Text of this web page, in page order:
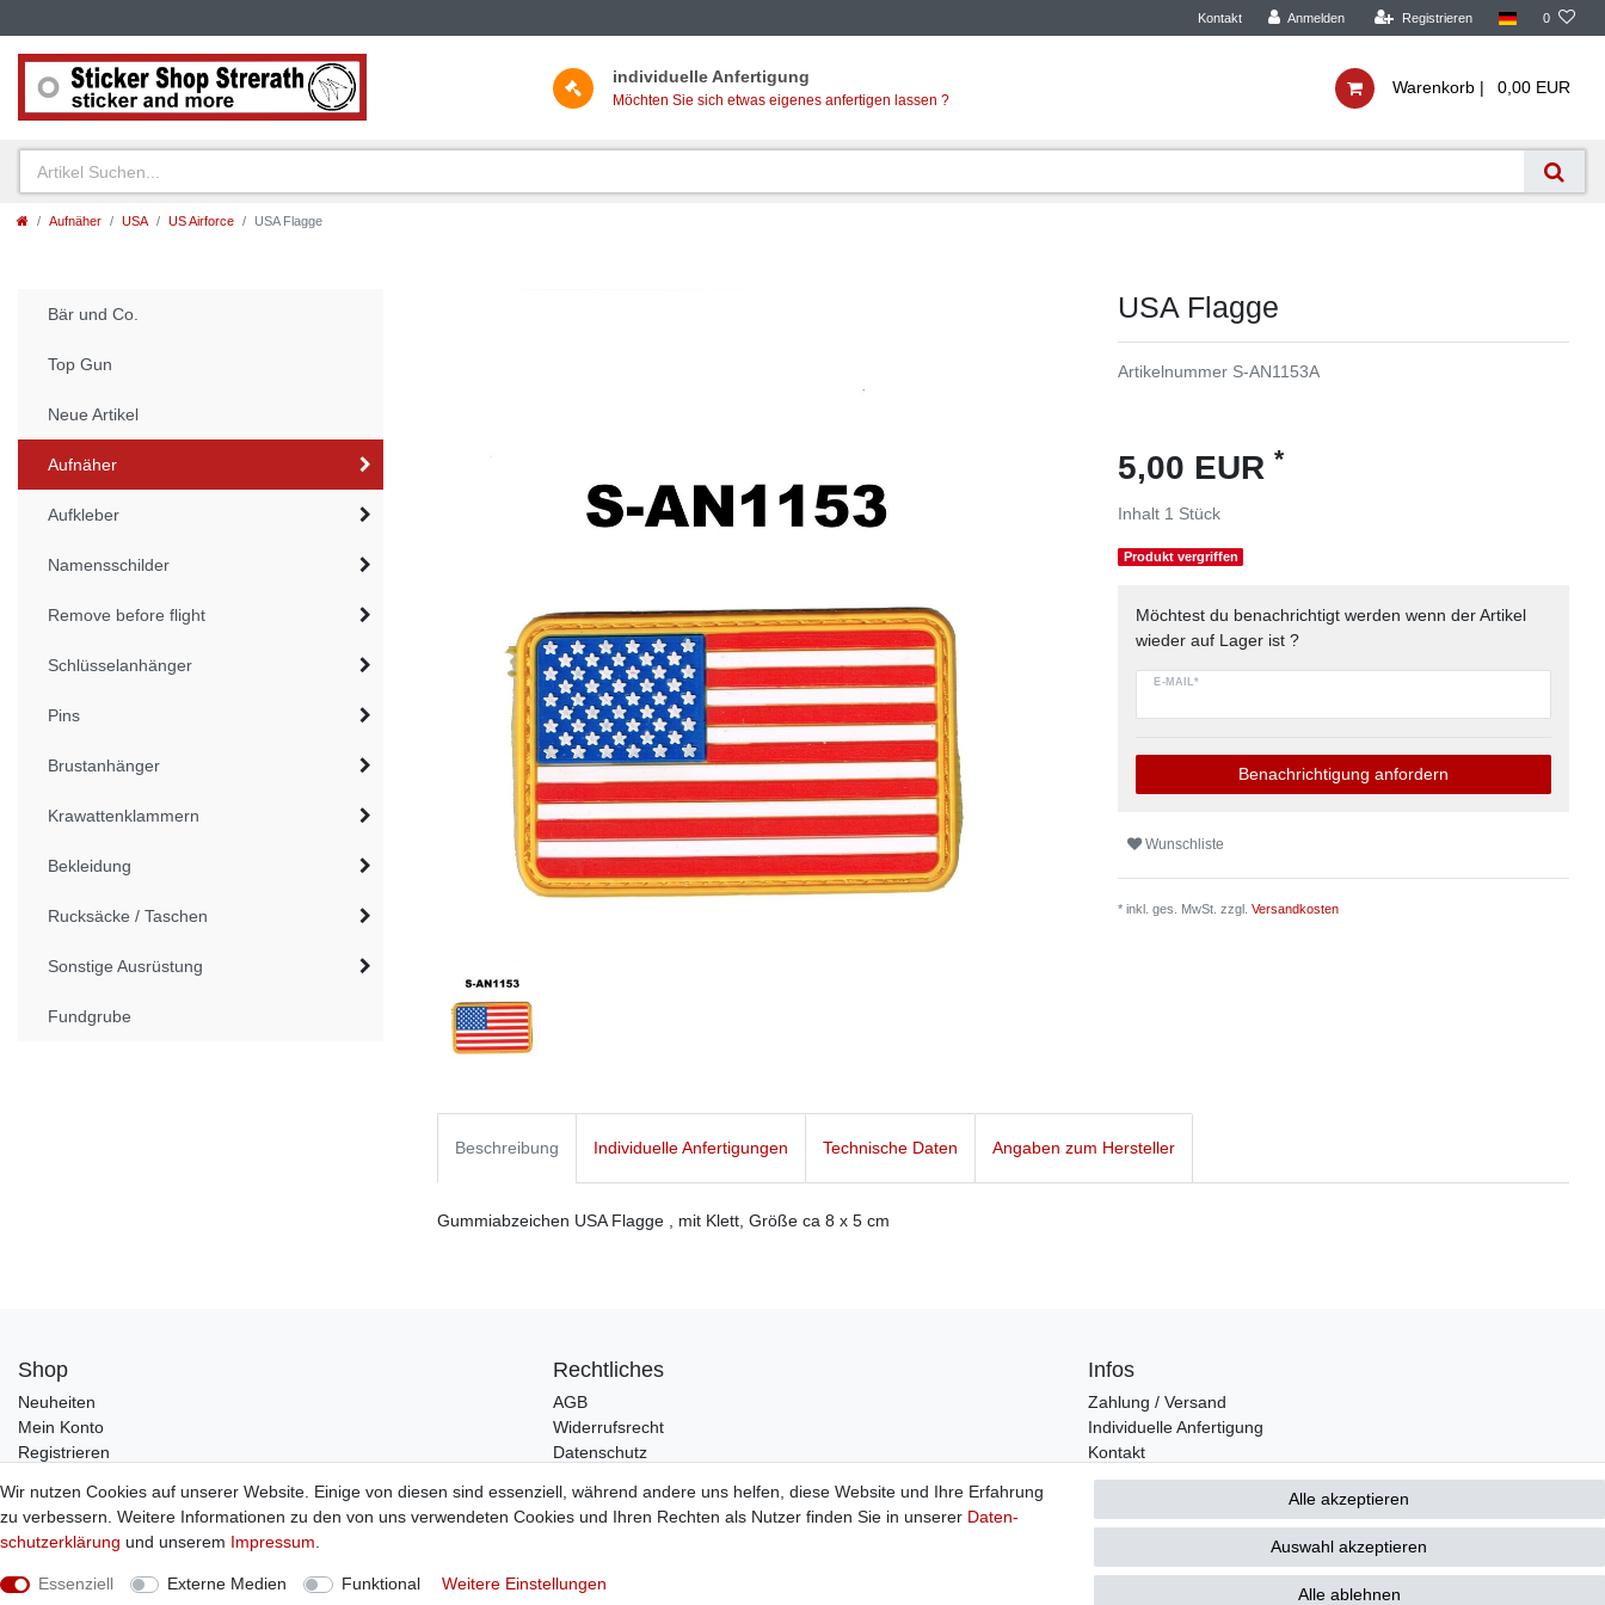
Kontakt Anmelden Registrieren 0
individuelle Anfertigung
Möchten Sie sich etwas eigenes anfertigen lassen ?
Warenkorb | 0,00 EUR
Aufnäher USA US Airforce USA Flagge
Bär und Co.
Top Gun
Neue Artikel
Aufnäher
Aufkleber
Namensschilder
Remove before flight
Schlüsselanhänger
Pins
Brustanhänger
Krawattenklammern
Bekleidung
Rucksäcke / Taschen
Sonstige Ausrüstung
Fundgrube
USA Flagge
Artikelnummer S-AN1153A
5,00 EUR *
Inhalt 1 Stück
Produkt vergriffen
Möchtest du benachrichtigt werden wenn der Artikel
wieder auf Lager ist ?
E-MAIL*
Benachrichtigung anfordern
Wunschliste
* inkl. ges. MwSt. zzgl.Versandkosten
Beschreibung Individuelle Anfertigungen Technische Daten Angaben zum Hersteller
Gummiabzeichen USA Flagge , mit Klett, Größe ca 8 x 5 cm
Shop
Neuheiten
Mein Konto
Registrieren
Rechtliches
AGB
Widerrufsrecht
Datenschutz
Infos
Zahlung / Versand
Individuelle Anfertigung
Kontakt
Wir nutzen Cookies auf unserer Website. Einige von diesen sind essenziell, während andere uns helfen, diese Website und Ihre Erfahrung
zu verbessern. Weitere Informationen zu den von uns verwendeten Cookies und Ihren Rechten als Nutzer finden Sie in unserer Daten­
schutz­erklärung und unserem Impressum
Essenziell Externe Medien Funktional Weitere Einstellungen
Alle akzeptieren
Auswahl akzeptieren
Alle ablehnen